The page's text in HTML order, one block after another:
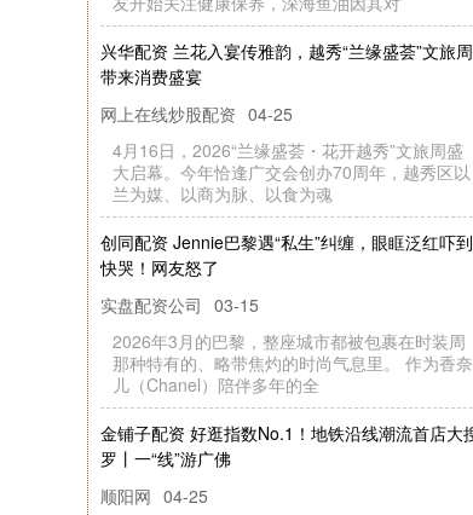
兴
华
配
资
兰
花
入
宴
传
雅
韵
，
越
秀
“兰
缘
盛
荟
”文
旅
周
带
来
消
费
盛
宴
网上在线炒股配资 04-25
4月
16日
，
2026“兰
缘
盛
荟
・
花
开
越
秀
”文
旅
周
盛
大
启
幕
。
今
年
恰
逢
广
交
会
创
办
70周
年
，
越
秀
区
以
兰
为
媒
、
以
商
为
脉
、
以
食
为
魂
创
同
配
资
Jennie巴
黎
遇
“私
生
”纠
缠
，
眼
眶
泛
红
吓
到
快
哭
！
网
友
怒
了
实盘配资公司 03-15
2026年
3月
的
巴
黎
，
整
座
城
市
都
被
包
裹
在
时
装
周
那
种
特
有
的
、
略
带
焦
灼
的
时
尚
气
息
里
。
作
为
香
奈
儿
（
Chanel）
陪
伴
多
年
的
全
金
铺
子
配
资
好
逛
指
数
No.1！
地
铁
沿
线
潮
流
首
店
大
搜
罗
丨
一
“线
”游
广
佛
顺阳网 04-25